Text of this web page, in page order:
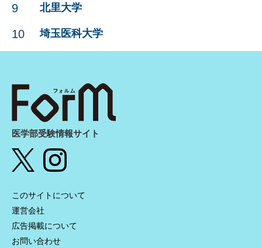
9 北里大学
10 埼玉医科大学
医学部受験情報サイト
このサイトについて
運営会社
広告掲載について
お問い合わせ